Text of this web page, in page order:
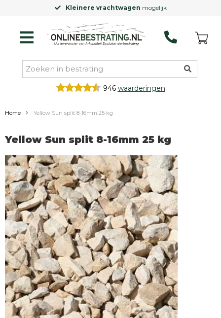
Kleinere vrachtwagen mogelijk
946 waarderingen
Home Yellow Sun split 8-16mm 25 kg
Yellow Sun split 8-16mm 25 kg